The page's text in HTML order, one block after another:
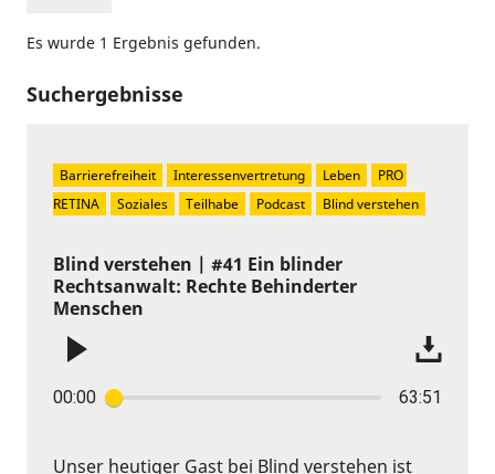
Es wurde 1 Ergebnis gefunden.
Suchergebnisse
Blind verstehen | #41 Ein blinder
Rechtsanwalt: Rechte Behinderter
Menschen
00:00 63:51
Unser heutiger Gast bei Blind verstehen ist
Barrierefreiheit Interessenvertretung Leben
PRO
RETINA
Soziales Teilhabe Podcast Blind verstehen